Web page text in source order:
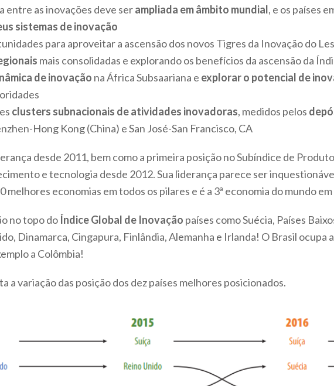
entre as inovações deve serampliada em âmbito mundial, e os países
sistemas de inovação
para aproveitar a ascensão dos novos Tigres da Inovação do
mais consolidadas e explorando os benefícios da ascensão da
de inovação na África Subsaariana e explorar o potencial de
clusters subnacionais de atividades inovadoras, medidos pelos
Hong Kong (China) e San José-San Francisco, CA
desde 2011, bem como a primeira posição no Subíndice de
e tecnologia desde 2012. Sua liderança parece ser
melhores economias em todos os pilares e é a 3ª economia do mundo
no topo do Índice Global de Inovação países como Suécia, Países
Dinamarca, Cingapura, Finlândia, Alemanha e Irlanda! O Brasil ocupa
a Colômbia!
a variação das posição dos dez países melhores posicionados.